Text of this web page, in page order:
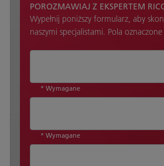
POROZMAWIAJ Z EKSPERTEM
Wypełnij poniższy formularz, aby
naszymi specjalistami. Pola
* Wymagane
* Wymagane